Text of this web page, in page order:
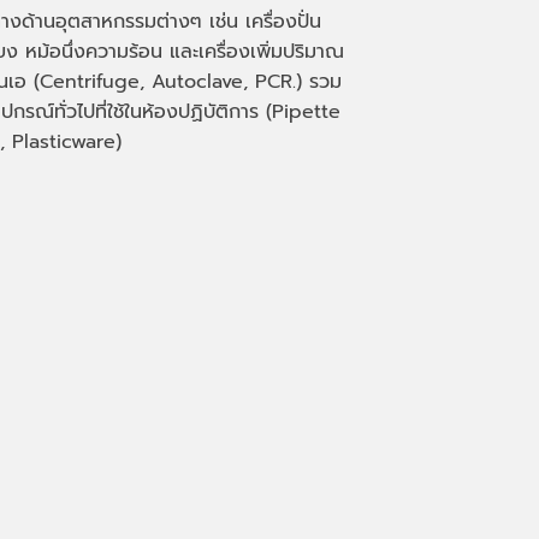
งด้านอุตสาหกรรมต่างๆ เช่น เครื่องปั่น
ง หม้อนึ่งความร้อน และเครื่องเพิ่มปริมาณ
เอ (Centrifuge, Autoclave, PCR.) รวม
กรณ์ทั่วไปที่ใช้ในห้องปฏิบัติการ (Pipette
Plasticware)